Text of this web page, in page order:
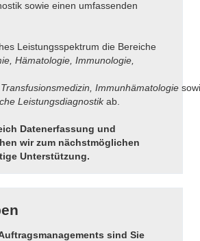
sowie einen umfassenden
Leistungsspektrum die Bereiche
Hämatologie, Immunologie,
Transfusionsmedizin, Immunhämatologie
Leistungsdiagnostikab.
Datenerfassung und
wir zum nächstmöglichen
Unterstützung.
sind Sie